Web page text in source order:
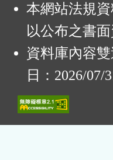
本網站法規
以公布之書面
資料庫內容
日：2026/07/